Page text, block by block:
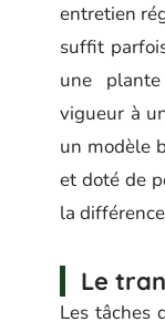
entretien
suffit
une
vigueur à
un modèle
et doté de
la
Le
Les tâches